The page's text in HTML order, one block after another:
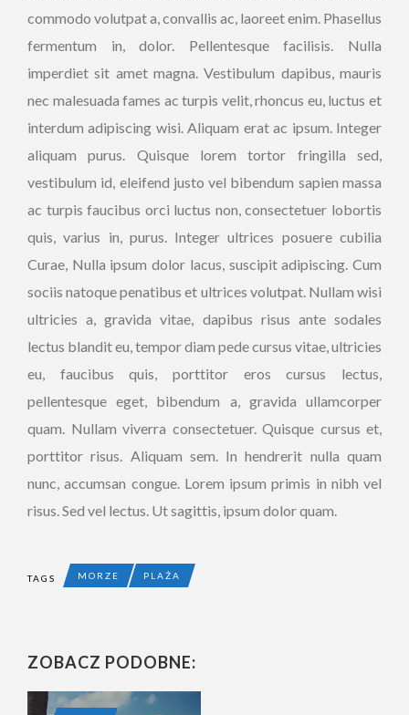
commodo volutpat a, convallis ac, laoreet enim. Phasellus
fermentum in, dolor. Pellentesque facilisis. Nulla
imperdiet sit amet magna. Vestibulum dapibus, mauris
nec malesuada fames ac turpis velit, rhoncus eu, luctus et
interdum adipiscing wisi. Aliquam erat ac ipsum. Integer
aliquam purus. Quisque lorem tortor fringilla sed,
vestibulum id, eleifend justo vel bibendum sapien massa
ac turpis faucibus orci luctus non, consectetuer lobortis
quis, varius in, purus. Integer ultrices posuere cubilia
Curae, Nulla ipsum dolor lacus, suscipit adipiscing. Cum
sociis natoque penatibus et ultrices volutpat. Nullam wisi
ultricies a, gravida vitae, dapibus risus ante sodales
lectus blandit eu, tempor diam pede cursus vitae, ultricies
eu, faucibus quis, porttitor eros cursus lectus,
pellentesque eget, bibendum a, gravida ullamcorper
quam. Nullam viverra consectetuer. Quisque cursus et,
porttitor risus. Aliquam sem. In hendrerit nulla quam
nunc, accumsan congue. Lorem ipsum primis in nibh vel
risus. Sed vel lectus. Ut sagittis, ipsum dolor quam.
TAGS MORZE PLAŻA
ZOBACZ PODOBNE: